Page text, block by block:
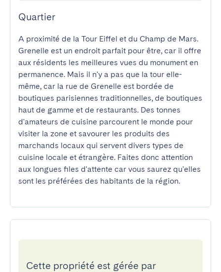
Quartier
A proximité de la Tour Eiffel et du Champ de Mars.
Grenelle est un endroit parfait pour être, car il offre
aux résidents les meilleures vues du monument en
permanence. Mais il n'y a pas que la tour elle-
même, car la rue de Grenelle est bordée de
boutiques parisiennes traditionnelles, de boutiques
haut de gamme et de restaurants. Des tonnes
d'amateurs de cuisine parcourent le monde pour
visiter la zone et savourer les produits des
marchands locaux qui servent divers types de
cuisine locale et étrangère. Faites donc attention
aux longues files d'attente car vous saurez qu'elles
sont les préférées des habitants de la région.
Cette propriété est gérée par